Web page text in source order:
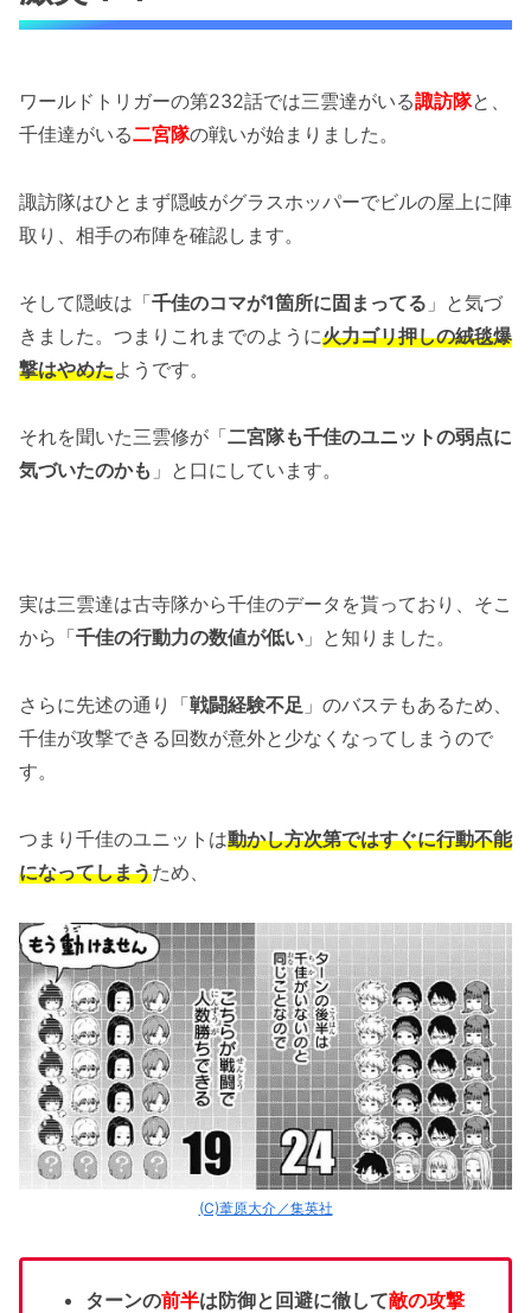
ワールドトリガーの第232話では三雲達がいる諏訪隊と、
千佳達がいる二宮隊の戦いが始まりました。
諏訪隊はひとまず隠岐がグラスホッパーでビルの屋上に陣
取り、相手の布陣を確認します。
そして隠岐は「千佳のコマが1箇所に固まってる 」と気づ
きました。つまりこれまでのように火力ゴリ押しの絨毯爆
撃はやめたようです。
それを聞いた三雲修が「二宮隊も千佳のユニットの弱点に
気づいたのかも 」と口にしています。
実は三雲達は古寺隊から千佳のデータを貰っており、そこ
から「千佳の行動力の数値が低い 」と知りました。
さらに先述の通り「戦闘経験不足 」のバステもあるため、
千佳が攻撃できる回数が意外と少なくなってしまうので
す。
つまり千佳のユニットは動かし方次第ではすぐに行動不能
になってしまうため、
(C)葦原大介／集英社
ターンの前半は防御と回避に徹して敵の攻撃